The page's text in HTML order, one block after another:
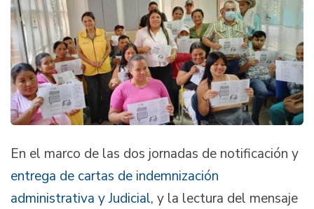
En el marco de las dos jornadas de notificación y
entrega de cartas de indemnización
administrativa y Judicial, y la lectura del mensaje